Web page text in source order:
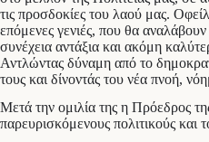
τις προσδοκίες του λαού μας.
επόμενες γενιές, που θα
συνέχεια αντάξια και ακόμη
Αντλώντας δύναμη από το
τους και δίνοντάς του νέα πνοή,
Μετά την ομιλία της η Πρόεδρος
παρευρισκόμενους πολιτικούς και